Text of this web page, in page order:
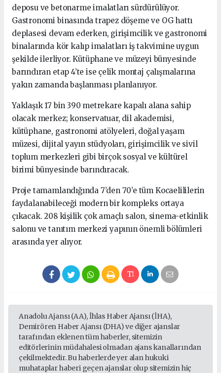
deposu ve betonarme imalatları sürdürülüyor.
Gastronomi binasında trapez döşeme ve OG hattı
deplasesi devam ederken, girişimcilik ve gastronomi
binalarında kör kalıp imalatları iş takvimine uygun
şekilde ilerliyor. Kütüphane ve müzeyi bünyesinde
barındıran etap 4’te ise çelik montaj çalışmalarına
yakın zamanda başlanması planlanıyor.
Yaklaşık 17 bin 390 metrekare kapalı alana sahip
olacak merkez; konservatuar, dil akademisi,
kütüphane, gastronomi atölyeleri, doğal yaşam
müzesi, dijital yayın stüdyoları, girişimcilik ve sivil
toplum merkezleri gibi birçok sosyal ve kültürel
birimi bünyesinde barındıracak.
Proje tamamlandığında 7’den 70’e tüm Kocaelililerin
faydalanabileceği modern bir kompleks ortaya
çıkacak. 208 kişilik çok amaçlı salon, sinema-etkinlik
salonu ve tanıtım merkezi yapının önemli bölümleri
arasında yer alıyor.
Anadolu Ajansı (AA), İhlas Haber Ajansı (İHA),
Demirören Haber Ajansı (DHA) ve diğer ajanslar
tarafından eklenen tüm haberler, sitemizin
editörlerinin müdahalesi olmadan ajans kanallarından
çekilmektedir. Bu haberlerde yer alan hukuki
muhataplar haberi geçen ajanslar olup sitemizin hiç